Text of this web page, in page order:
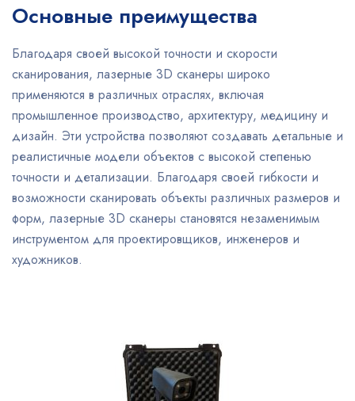
Основные преимущества
Благодаря своей высокой точности и скорости
сканирования, лазерные 3D сканеры широко
применяются в различных отраслях, включая
промышленное производство, архитектуру, медицину и
дизайн. Эти устройства позволяют создавать детальные и
реалистичные модели объектов с высокой степенью
точности и детализации. Благодаря своей гибкости и
возможности сканировать объекты различных размеров и
форм, лазерные 3D сканеры становятся незаменимым
инструментом для проектировщиков, инженеров и
художников.